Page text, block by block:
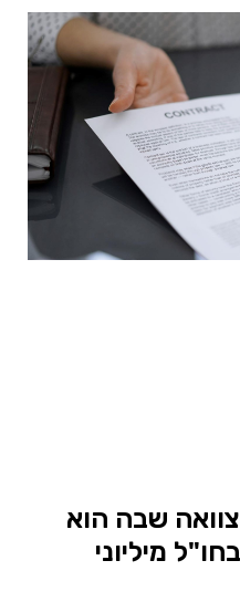
שבה הוא
מיליוני